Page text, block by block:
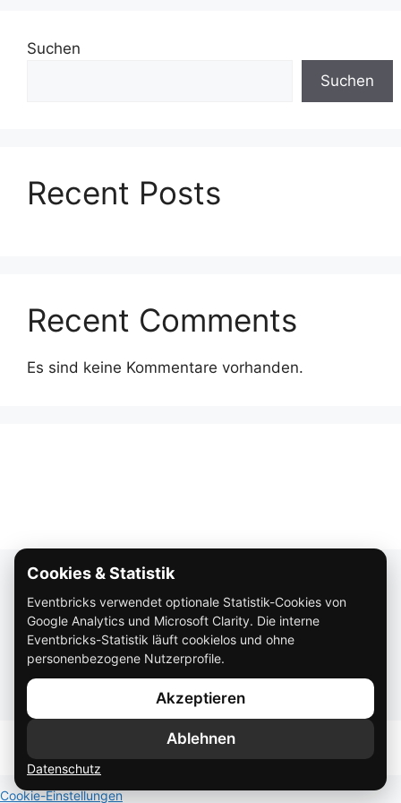
Suchen
Suchen
Recent Posts
Recent Comments
Es sind keine Kommentare vorhanden.
Über Eventbricks
So funktioniert Eventbricks
Impressum
Datenschutz
Cookie-Einstellungen
Cookies & Statistik
Eventbricks verwendet optionale Statistik-Cookies von
Google Analytics und Microsoft Clarity. Die interne
Eventbricks-Statistik läuft cookielos und ohne
personenbezogene Nutzerprofile.
Akzeptieren
Ablehnen
Datenschutz